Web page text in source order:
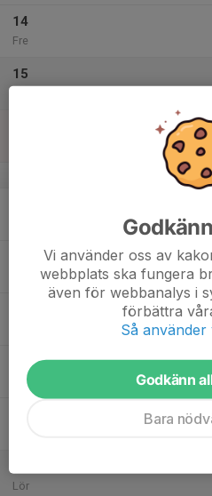
14
Fre
15
v.12
Tor
Lör
Vi använder oss av
webbplats ska fungera
även för webbanalys i
förbättra
Så använder
Godkänn
Bara